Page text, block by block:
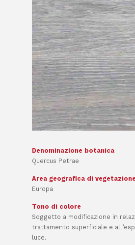
Denominazione botanica
Quercus Petrae
Area geografica di
Europa
Tono di colore
Soggetto a modificazione in
trattamento superficiale e
luce.